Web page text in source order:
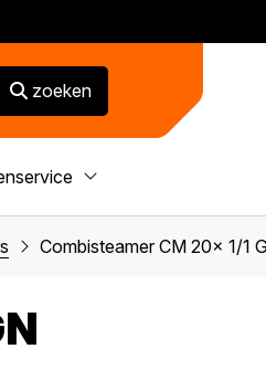
zoeken
Combisteamer CM 20x 1/1